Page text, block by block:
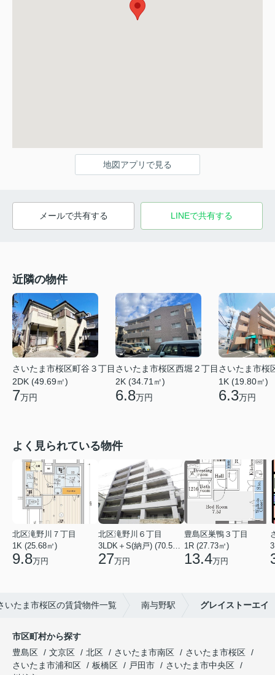
地図アプリで見る
メールで共有する LINEで共有する
近隣の物件
さいたま市桜区町谷３丁目
2DK (49.69㎡)
7万円
さいたま市桜区西堀２丁目
2K (34.71㎡)
6.8万円
さいたま市桜
1K (19.80㎡)
6.3万円
よく見られている物件
北区滝野川７丁目
1K (25.68㎡)
9.8万円
北区滝野川６丁目
3LDK＋S(納戸) (70.56㎡)
27万円
豊島区巣鴨３丁目
1R (27.73㎡)
13.4万円
いたま市桜区の賃貸物件一覧 南与野駅 グレイストーエイ
市区町村から探す
豊島区
文京区 北区 さいたま市南区
さいたま市桜区
さいたま市浦和区
板橋区 戸田市
さいたま市中央区